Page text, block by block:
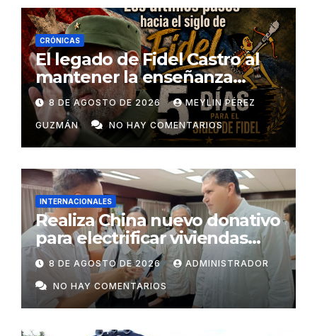
CRÓNICAS
El legado de Fidel Castro al
mantener la enseñanza
como un derecho universal
8 DE AGOSTO DE 2026 MEYLIN PÉREZ
GUZMÁN NO HAY COMENTARIOS
INTERNACIONALES
Realiza China nuevo donativo
para electrificar viviendas
rurales aisladas y garantizar
respaldo energético a
centros vitales
8 DE AGOSTO DE 2026 ADMINISTRADOR
NO HAY COMENTARIOS